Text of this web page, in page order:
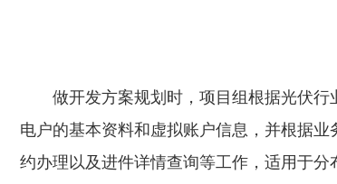
做开发方案规划时，项目组根据光伏
电户的基本资料和虚拟账户信息，并根据
约办理以及进件详情查询等工作，适用于